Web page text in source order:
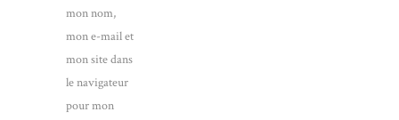
mon nom,
mon e-mail et
mon site dans
le navigateur
pour mon